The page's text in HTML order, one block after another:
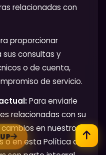
relacionadas con
proporcionar
sus consultas y
o de cuenta,
de servicio.
Para enviarle
relacionadas con su
en nuestros
o en esta Política de